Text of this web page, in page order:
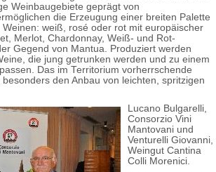
Weinbaugebiete geprägt von
die Erzeugung einer breiten Palette
weiß, rosé oder rot mit europäischer
Merlot, Chardonnay, Weiß- und Rot-
Gegend von Mantua. Produziert werden
die jung getrunken werden und zu einem
Das im Territorium vorherrschende
den Anbau von leichten, spritzigen
Lucano Bulgarelli,
Consorzio Vini
Mantovani und
Venturelli Giovanni,
Weingut Cantina
Colli Morenici.